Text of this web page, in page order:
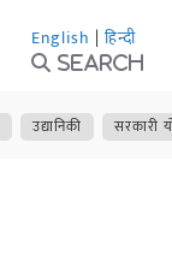
English | हिन्दी
Search
उद्यानिकी सरकारी